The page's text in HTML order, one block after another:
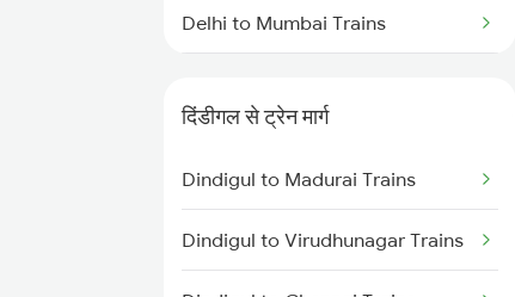
Delhi to Mumbai Trains
Mumbai to Delhi Trains
Mumbai to Goa Trains
दिंडीगल से ट्रेन मार्ग
Dindigul to Madurai Trains
Dindigul to Virudhunagar Trains